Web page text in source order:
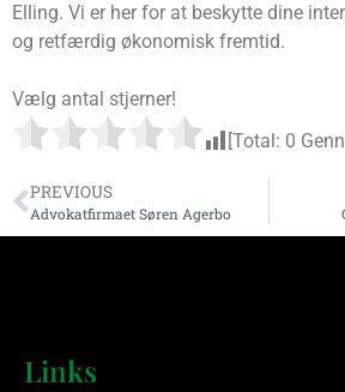
Elling. Vi er her for at beskytte dine
og retfærdig økonomisk fremtid.
Vælg antal stjerner!
[Total: 0
PREVIOUS
Advokatfirmaet Søren Agerbo
Links